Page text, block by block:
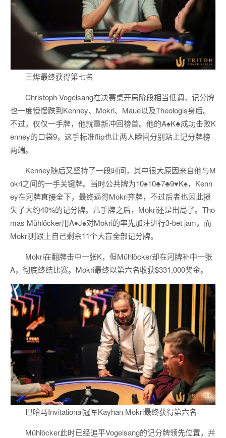
王烨最终获得第七名
Christoph Vogelsang在决赛桌开局阶段相当低调，记分牌
也一度慢慢跌到Kenney、Mokri、Maue以及Theologis身后。
不过，仅仅一手牌，他就重新冲回榜首。他的A♠K♣成功击败K
enney的口袋9，这手标准flip也让两人瞬间分别站上记分牌榜
两端。
Kenney随后又坚持了一段时间，其中很大原因来自他与M
okri之间的一手关键牌。当时公共牌为10♠10♣7♣9♥K♠，Kenn
ey在河牌直接全下，最终逼得Mokri弃牌，不过后者也因此损
失了大约40%的记分牌。几手牌之后，Mokri还是出局了。Tho
mas Mühlöcker用A♦J♠对Mokri的率先加注进行3-bet jam，而
Mokri则跟上自己剩余11个大盲全部记分牌。
Mokri在翻牌击中一张K，但Mühlöcker却在河牌补中一张
A，彻底终结比赛。Mokri最终以第六名收获$331,000奖金。
巴哈马Invitational冠军Kayhan Mokri最终获得第六名
Mühlöcker此时已经追平Vogelsang的记分牌领先位置，并